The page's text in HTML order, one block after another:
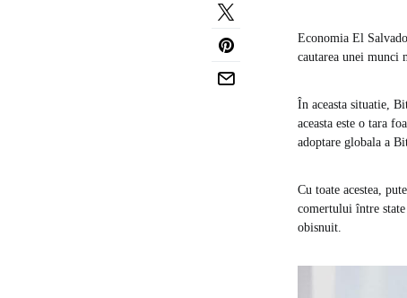
Economia El
cautarea unei munci
În aceasta situatie,
aceasta este o tara
adoptare globala a
Cu toate acestea,
comertului între
obisnuit.